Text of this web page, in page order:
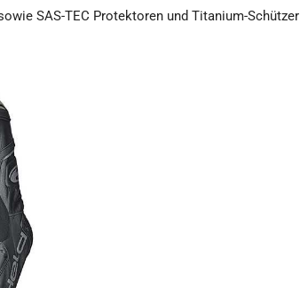
SAS-TEC Protektoren und Titanium-